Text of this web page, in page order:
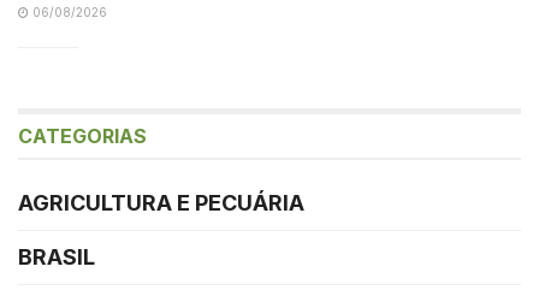
06/08/2026
CATEGORIAS
AGRICULTURA E PECUÁRIA
BRASIL